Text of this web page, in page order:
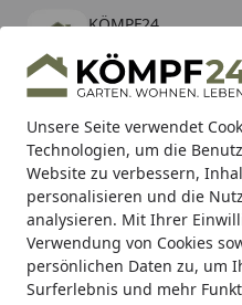
Unsere Seite verwendet
Technologien, um die
Website zu verbessern,
personalisieren und die
analysieren. Mit Ihrer
Verwendung von Cookies
persönlichen Daten zu, um
Surferlebnis und mehr
KÖMPF24
kostenlos - Im App Store
Alle Produkte
Mein Konto
Suchen
Karibu Pools inkl.
Starterset